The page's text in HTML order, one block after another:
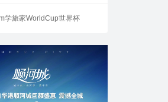
学旅家WorldCup世界杯